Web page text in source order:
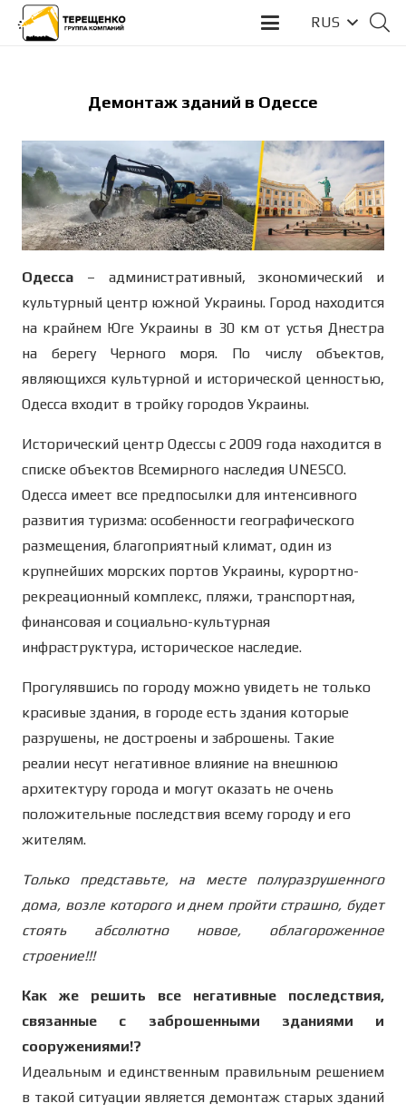
RUS
Демонтаж зданий в Одессе
Одесса – административный, экономический и
культурный центр южной Украины. Город находится
на крайнем Юге Украины в 30 км от устья Днестра
на берегу Черного моря. По числу объектов,
являющихся культурной и исторической ценностью,
Одесса входит в тройку городов Украины.
Исторический центр Одессы с 2009 года находится в
списке объектов Всемирного наследия UNESCO.
Одесса имеет все предпосылки для интенсивного
развития туризма: особенности географического
размещения, благоприятный климат, один из
крупнейших морских портов Украины, курортно-
рекреационный комплекс, пляжи, транспортная,
финансовая и социально-культурная
инфраструктура, историческое наследие.
Прогулявшись по городу можно увидеть не только
красивые здания, в городе есть здания которые
разрушены, не достроены и заброшены. Такие
реалии несут негативное влияние на внешнюю
архитектуру города и могут оказать не очень
положительные последствия всему городу и его
жителям.
Только представьте, на месте полуразрушенного
дома, возле которого и днем пройти страшно, будет
стоять абсолютно новое, облагороженное
строение!!!
Как же решить все негативные последствия,
связанные с заброшенными зданиями и
сооружениями!?
Идеальным и единственным правильным решением
в такой ситуации является демонтаж старых зданий